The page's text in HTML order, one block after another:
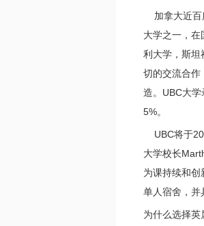
加拿大近百
大学之一，
利大学，斯坦
切的交流合作
造。UBC大
5%。
UBC将于
大学校长
为课持续和创
单人宿舍，并
为什么选择英